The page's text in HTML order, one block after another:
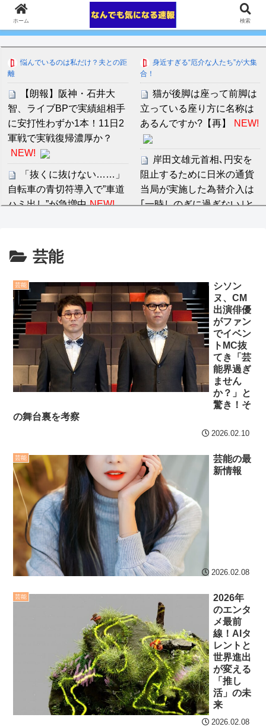
悩んでいるのは私だけ？夫との距
離
【朗報】阪神・石井大
智、ライブBPで実績組相手
に安打性わずか1本！11日2
軍戦で実戦復帰濃厚か？
NEW!
「抜くに抜けない……」
自転車の青切符導入で”車道
ハミ出し”が急増中 NEW!
「場所取り転売ヤー」の荒
う NEW!
安珍清姫を現代目線で語
るトピ NEW!
【安価・あんこ】ナポリ
タンナイト 第43話 ………父
を唆し、妹を誑かし、偽り
の王の野望の為に………
偽りの勇者伝承- 第4話 感
を餌に誘き出す作戦！
【画像】発達障害の子ど
もはこの絵の意味がすぐに
分からないらしい
日本が北朝鮮に辛勝し二
次予選3連勝も、海外ファン
は采配に辛辣「おそろしい
内容の後半」「今日の森保
七ツ森りり ご令嬢と召使
いの禁断の恋…1日だけ許さ
れた夫婦としての時間をひ
たすら愛し合う。
Powered by livedoor 相
身近すぎる“厄介な人たち”が大集
合！
猫が後脚は座って前脚は
立っている座り方に名称は
あるんですか?【再】
NEW!
岸田文雄元首相､円安を
阻止するために日米の通貨
当局が実施した為替介入は
｢一時しのぎに過ぎない｣と
集
セ・リーグ出塁回数ラン
キング 直近3週間｜2026年
8/3まで
【地獄のような聴聞会】
Ｗ杯１次Ｌ敗退の韓国 議員
が「なぜ負けたのか？」ソ
ン・フンミン先発落ちは
すまん熊本やがコンビニ
に食品も水もない
ディズニーが「大課金時
代」に突入！アトラクショ
ンパスがどれもこれも1500
円の課金チケに
海外「日本よ、お前がナ
ンバーワンだ」 熊本地震直
後の日本の対応のスピード
【第7話予告】水10ドラ
マ『ラムネモンキー』 トレ
ンディなクリスマスイヴ
2/25(水)
36歳の彼女と結婚したい
のに、家族が猛反対。家族
から信じられない言葉が飛
び出した… 他
芸能
芸能
シソン
ヌ、CM
出演俳優
がファン
でイベン
トMC抜
てき「芸
能界過ぎ
ません
か？」と
驚き！そ
の舞台裏を考察
2026.02.10
芸能
芸能の最
新情報
2026.02.08
芸能
2026年
のエンタ
メ最前
線！AIタ
レントと
世界進出
が変える
「推し
活」の未
来
2026.02.08
ホーム 検索